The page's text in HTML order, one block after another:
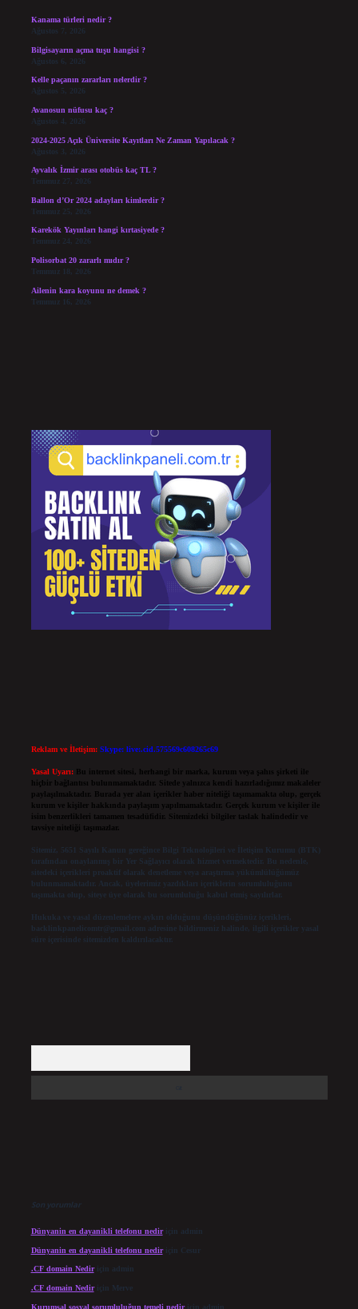
Kanama türleri nedir ?
Ağustos 7, 2026
Bilgisayarın açma tuşu hangisi ?
Ağustos 6, 2026
Kelle paçanın zararları nelerdir ?
Ağustos 5, 2026
Avanosun nüfusu kaç ?
Ağustos 4, 2026
2024-2025 Açık Üniversite Kayıtları Ne Zaman Yapılacak ?
Ağustos 3, 2026
Ayvalık İzmir arası otobüs kaç TL ?
Temmuz 27, 2026
Ballon d’Or 2024 adayları kimlerdir ?
Temmuz 25, 2026
Karekök Yayınları hangi kırtasiyede ?
Temmuz 24, 2026
Polisorbat 20 zararlı mıdır ?
Temmuz 18, 2026
Ailenin kara koyunu ne demek ?
Temmuz 16, 2026
Reklam ve İletişim: Skype: live:.cid.575569c608265c69
Yasal Uyarı:
Bu internet sitesi, herhangi bir marka, kurum veya şahıs şirketi ile
hiçbir bağlantısı bulunmamaktadır. Sitede yalnızca kendi hazırladığımız makaleler
paylaşılmaktadır. Burada yer alan içerikler haber niteliği taşımamakta olup, gerçek
kurum ve kişiler hakkında paylaşım yapılmamaktadır. Gerçek kurum ve kişiler ile
isim benzerlikleri tamamen tesadüfidir. Sitemizdeki bilgiler taslak halindedir ve
tavsiye niteliği taşımazlar.
Sitemiz, 5651 Sayılı Kanun gereğince Bilgi Teknolojileri ve İletişim Kurumu (BTK)
tarafından onaylanmış bir Yer Sağlayıcı olarak hizmet vermektedir. Bu nedenle,
sitedeki içerikleri proaktif olarak denetleme veya araştırma yükümlülüğümüz
bulunmamaktadır. Ancak, üyelerimiz yazdıkları içeriklerin sorumluluğunu
taşımakta olup, siteye üye olarak bu sorumluluğu kabul etmiş sayılırlar.
Hukuka ve yasal düzenlemelere aykırı olduğunu düşündüğünüz içerikleri,
backlinkpanelicomtr@gmail.comadresine bildirmeniz halinde, ilgili içerikler yasal
süre içerisinde sitemizden kaldırılacaktır.
Son yorumlar
Dünyanin en dayanikli telefonu nediriçin admin
Dünyanin en dayanikli telefonu nediriçin Cesur
.CF domain Nediriçin admin
.CF domain Nediriçin Merve
Kurumsal sosyal sorumluluğun temeli nediriçin admin